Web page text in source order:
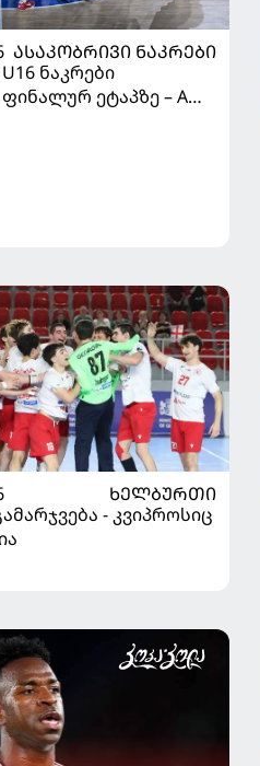
ᲐᲡᲐᲙᲝᲑᲠᲘᲕᲘ ᲜᲐᲙᲠᲔᲑᲘ
ნაკრები
ეტაპზე – A
ᲮᲔᲚᲑᲣᲠᲗᲘ
- კვიპროსიც